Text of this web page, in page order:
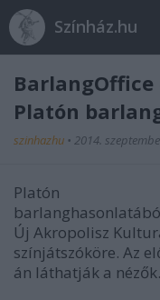
Színház.hu
Platón
szinhazhu • 2014.
Platón
Új Akropolisz
színjátszóköre. Az
án láthatják a nézők.